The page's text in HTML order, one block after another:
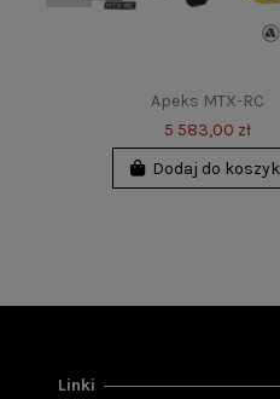
Apeks MTX-RC
5 583,00 zł
Dodaj do
Linki